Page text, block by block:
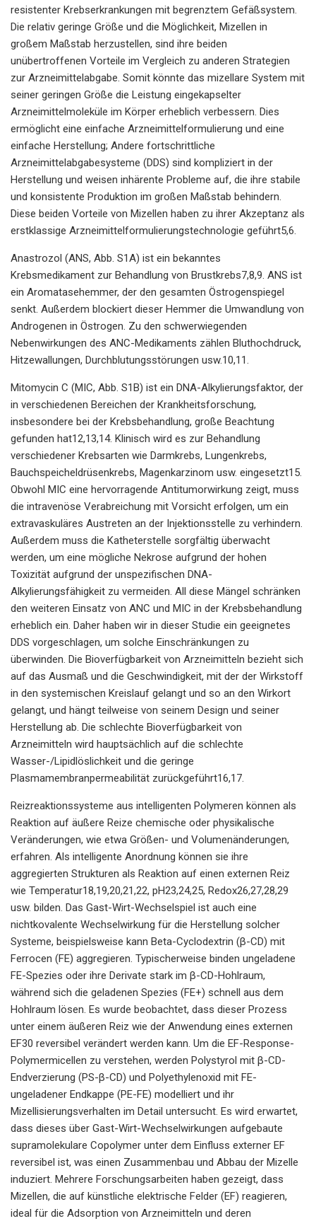
resistenter Krebserkrankungen mit begrenztem Gefäßsystem.
Die relativ geringe Größe und die Möglichkeit, Mizellen in
großem Maßstab herzustellen, sind ihre beiden
unübertroffenen Vorteile im Vergleich zu anderen Strategien
zur Arzneimittelabgabe. Somit könnte das mizellare System mit
seiner geringen Größe die Leistung eingekapselter
Arzneimittelmoleküle im Körper erheblich verbessern. Dies
ermöglicht eine einfache Arzneimittelformulierung und eine
einfache Herstellung; Andere fortschrittliche
Arzneimittelabgabesysteme (DDS) sind kompliziert in der
Herstellung und weisen inhärente Probleme auf, die ihre stabile
und konsistente Produktion im großen Maßstab behindern.
Diese beiden Vorteile von Mizellen haben zu ihrer Akzeptanz als
erstklassige Arzneimittelformulierungstechnologie geführt5,6.
Anastrozol (ANS, Abb. S1A) ist ein bekanntes
Krebsmedikament zur Behandlung von Brustkrebs7,8,9. ANS ist
ein Aromatasehemmer, der den gesamten Östrogenspiegel
senkt. Außerdem blockiert dieser Hemmer die Umwandlung von
Androgenen in Östrogen. Zu den schwerwiegenden
Nebenwirkungen des ANC-Medikaments zählen Bluthochdruck,
Hitzewallungen, Durchblutungsstörungen usw.10,11.
Mitomycin C (MIC, Abb. S1B) ist ein DNA-Alkylierungsfaktor, der
in verschiedenen Bereichen der Krankheitsforschung,
insbesondere bei der Krebsbehandlung, große Beachtung
gefunden hat12,13,14. Klinisch wird es zur Behandlung
verschiedener Krebsarten wie Darmkrebs, Lungenkrebs,
Bauchspeicheldrüsenkrebs, Magenkarzinom usw. eingesetzt15.
Obwohl MIC eine hervorragende Antitumorwirkung zeigt, muss
die intravenöse Verabreichung mit Vorsicht erfolgen, um ein
extravaskuläres Austreten an der Injektionsstelle zu verhindern.
Außerdem muss die Katheterstelle sorgfältig überwacht
werden, um eine mögliche Nekrose aufgrund der hohen
Toxizität aufgrund der unspezifischen DNA-
Alkylierungsfähigkeit zu vermeiden. All diese Mängel schränken
den weiteren Einsatz von ANC und MIC in der Krebsbehandlung
erheblich ein. Daher haben wir in dieser Studie ein geeignetes
DDS vorgeschlagen, um solche Einschränkungen zu
überwinden. Die Bioverfügbarkeit von Arzneimitteln bezieht sich
auf das Ausmaß und die Geschwindigkeit, mit der der Wirkstoff
in den systemischen Kreislauf gelangt und so an den Wirkort
gelangt, und hängt teilweise von seinem Design und seiner
Herstellung ab. Die schlechte Bioverfügbarkeit von
Arzneimitteln wird hauptsächlich auf die schlechte
Wasser-/Lipidlöslichkeit und die geringe
Plasmamembranpermeabilität zurückgeführt16,17.
Reizreaktionssysteme aus intelligenten Polymeren können als
Reaktion auf äußere Reize chemische oder physikalische
Veränderungen, wie etwa Größen- und Volumenänderungen,
erfahren. Als intelligente Anordnung können sie ihre
aggregierten Strukturen als Reaktion auf einen externen Reiz
wie Temperatur18,19,20,21,22, pH23,24,25, Redox26,27,28,29
usw. bilden. Das Gast-Wirt-Wechselspiel ist auch eine
nichtkovalente Wechselwirkung für die Herstellung solcher
Systeme, beispielsweise kann Beta-Cyclodextrin (β-CD) mit
Ferrocen (FE) aggregieren. Typischerweise binden ungeladene
FE-Spezies oder ihre Derivate stark im β-CD-Hohlraum,
während sich die geladenen Spezies (FE+) schnell aus dem
Hohlraum lösen. Es wurde beobachtet, dass dieser Prozess
unter einem äußeren Reiz wie der Anwendung eines externen
EF30 reversibel verändert werden kann. Um die EF-Response-
Polymermicellen zu verstehen, werden Polystyrol mit β-CD-
Endverzierung (PS-β-CD) und Polyethylenoxid mit FE-
ungeladener Endkappe (PE-FE) modelliert und ihr
Mizellisierungsverhalten im Detail untersucht. Es wird erwartet,
dass dieses über Gast-Wirt-Wechselwirkungen aufgebaute
supramolekulare Copolymer unter dem Einfluss externer EF
reversibel ist, was einen Zusammenbau und Abbau der Mizelle
induziert. Mehrere Forschungsarbeiten haben gezeigt, dass
Mizellen, die auf künstliche elektrische Felder (EF) reagieren,
ideal für die Adsorption von Arzneimitteln und deren